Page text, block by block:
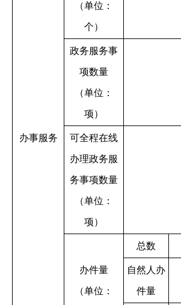
办事服务
（单位：
个）
政务服务事
项数量
（单位：
项）
可全程在线
办理政务服
务事项数量
（单位：
项）
办件量
（单位：
总数
自然人办
件量